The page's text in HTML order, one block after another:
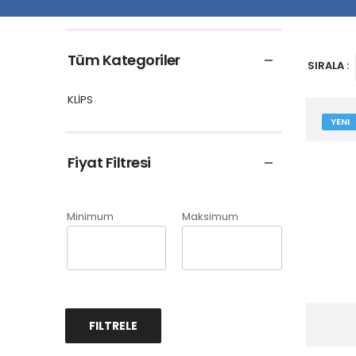
Tüm Kategoriler
KLİPS
Fiyat Filtresi
Minimum Maksimum
FILTRELE
SIRALA :
YENI